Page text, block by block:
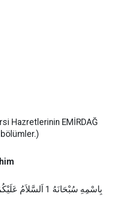
Hazretlerinin EMİRDAĞ
بِاسْمِهِ سُبْحَانَهُ 1